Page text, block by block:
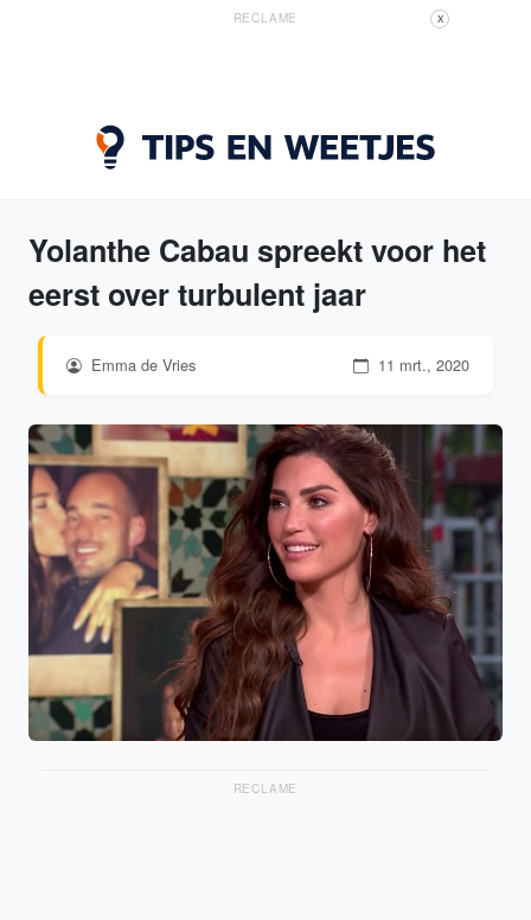
RECLAME X
Yolanthe Cabau spreekt voor het
eerst over turbulent jaar
Emma de Vries 11 mrt., 2020
RECLAME